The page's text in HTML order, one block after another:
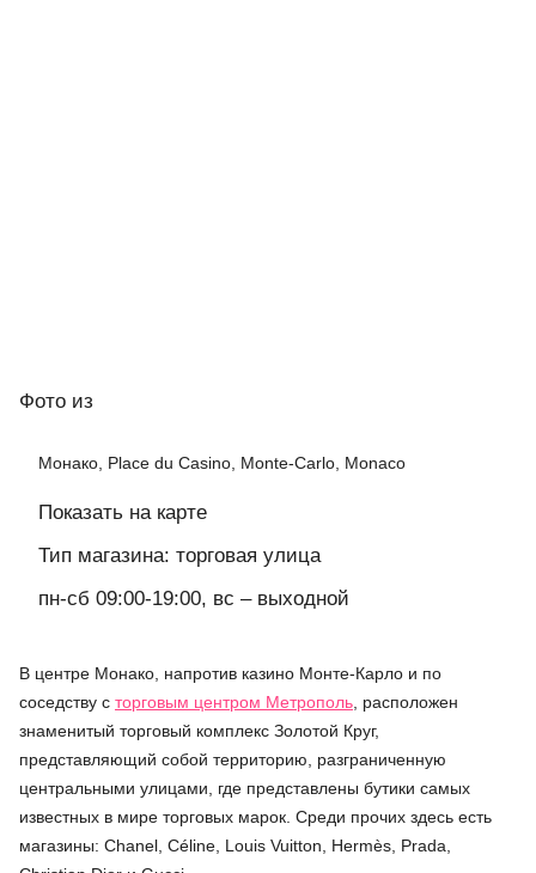
Фото из
Монако, Place du Casino, Monte-Carlo, Monaco
Показать на карте
Тип магазина: торговая улица
пн-сб 09:00-19:00, вс – выходной
В центре Монако, напротив казино Монте-Карло и по
соседству с торговым центром Метрополь , расположен
знаменитый торговый комплекс Золотой Круг,
представляющий собой территорию, разграниченную
центральными улицами, где представлены бутики самых
известных в мире торговых марок. Среди прочих здесь есть
магазины: Chanel, Céline, Louis Vuitton, Hermès, Prada,